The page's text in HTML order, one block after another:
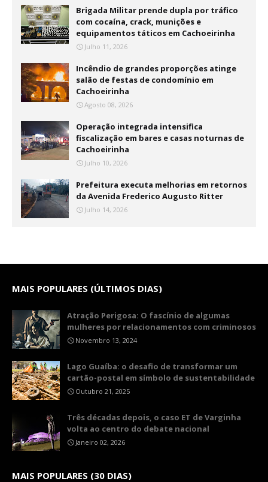
Brigada Militar prende dupla por tráfico
com cocaína, crack, munições e
equipamentos táticos em Cachoeirinha
Julho 11, 2026
Incêndio de grandes proporções atinge
salão de festas de condomínio em
Cachoeirinha
Agosto 08, 2026
Operação integrada intensifica
fiscalização em bares e casas noturnas de
Cachoeirinha
Julho 10, 2026
Prefeitura executa melhorias em retornos
da Avenida Frederico Augusto Ritter
Julho 14, 2026
MAIS POPULARES (ÚLTIMOS DIAS)
Atração Perigosa: O fascínio de algumas
mulheres por relacionamentos com criminosos
Novembro 13, 2024
Lago Guaíba: o desafio de transformar um
cartão-postal em símbolo de sustentabilidade
Outubro 21, 2025
Três décadas depois, o caso ET de Varginha
volta ao centro do debate nacional
Janeiro 02, 2026
MAIS POPULARES (30 DIAS)